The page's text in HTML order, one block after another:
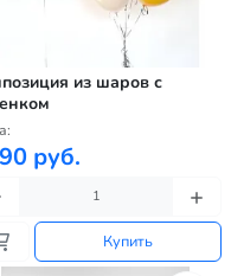
из шаров с
руб.
Купить